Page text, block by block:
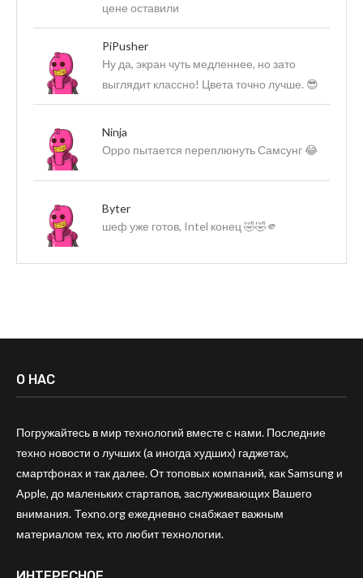
цене оставили
PiPusher
Ну да, экран чуть медленнее, но зато
выглядит классно! Цвета точно лучше. 😎
Ninja
Оppo пытается переплюнуть Самсунг 😂
Byter
шеф уже готов, Intel конец 🤣🤣🫵
О НАС
Погружайтесь в мир технологий вместе с нами. Последние
техно новости о лучших (а иногда худших) гаджетах,
смартфонах и так далее. От топовых компаний, как Samsung и
Apple, до маленьких стартапов, заслуживающих Вашего
внимания. Texno.org ежедневно снабжает важным
материалом тех, кто любит технологии.